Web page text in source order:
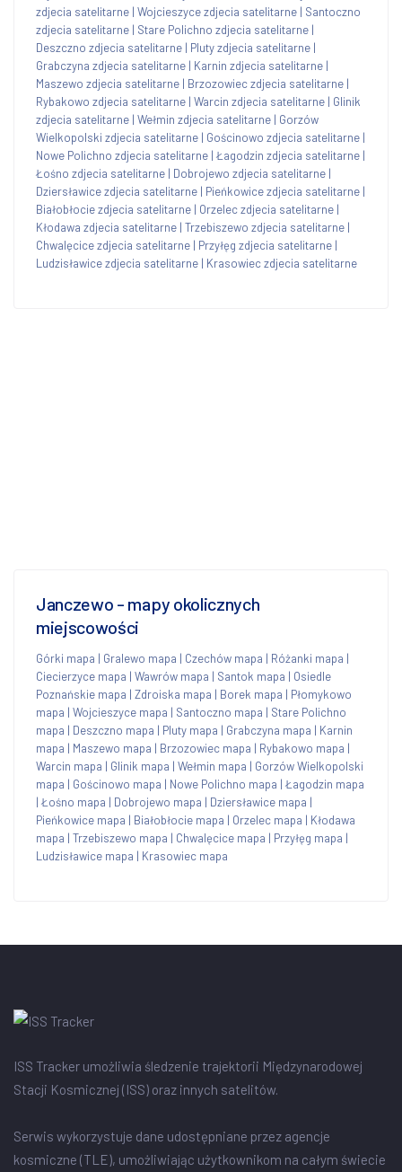
zdjecia satelitarne | Wojcieszyce zdjecia satelitarne | Santoczno
zdjecia satelitarne | Stare Polichno zdjecia satelitarne |
Deszczno zdjecia satelitarne | Pluty zdjecia satelitarne |
Grabczyna zdjecia satelitarne | Karnin zdjecia satelitarne |
Maszewo zdjecia satelitarne | Brzozowiec zdjecia satelitarne |
Rybakowo zdjecia satelitarne | Warcin zdjecia satelitarne | Glinik
zdjecia satelitarne | Wełmin zdjecia satelitarne | Gorzów
Wielkopolski zdjecia satelitarne | Gościnowo zdjecia satelitarne |
Nowe Polichno zdjecia satelitarne | Łagodzin zdjecia satelitarne |
Łośno zdjecia satelitarne | Dobrojewo zdjecia satelitarne |
Dziersławice zdjecia satelitarne | Pieńkowice zdjecia satelitarne |
Białobłocie zdjecia satelitarne | Orzelec zdjecia satelitarne |
Kłodawa zdjecia satelitarne | Trzebiszewo zdjecia satelitarne |
Chwalęcice zdjecia satelitarne | Przyłęg zdjecia satelitarne |
Ludzisławice zdjecia satelitarne | Krasowiec zdjecia satelitarne
Janczewo - mapy okolicznych
miejscowości
Górki mapa | Gralewo mapa | Czechów mapa | Różanki mapa |
Ciecierzyce mapa | Wawrów mapa | Santok mapa | Osiedle
Poznańskie mapa | Zdroiska mapa | Borek mapa | Płomykowo
mapa | Wojcieszyce mapa | Santoczno mapa | Stare Polichno
mapa | Deszczno mapa | Pluty mapa | Grabczyna mapa | Karnin
mapa | Maszewo mapa | Brzozowiec mapa | Rybakowo mapa |
Warcin mapa | Glinik mapa | Wełmin mapa | Gorzów Wielkopolski
mapa | Gościnowo mapa | Nowe Polichno mapa | Łagodzin mapa
| Łośno mapa | Dobrojewo mapa | Dziersławice mapa |
Pieńkowice mapa | Białobłocie mapa | Orzelec mapa | Kłodawa
mapa | Trzebiszewo mapa | Chwalęcice mapa | Przyłęg mapa |
Ludzisławice mapa | Krasowiec mapa
ISS Tracker umożliwia śledzenie trajektorii Międzynarodowej
Stacji Kosmicznej (ISS) oraz innych satelitów.
Serwis wykorzystuje dane udostępniane przez agencje
kosmiczne (TLE), umożliwiając użytkownikom na całym świecie